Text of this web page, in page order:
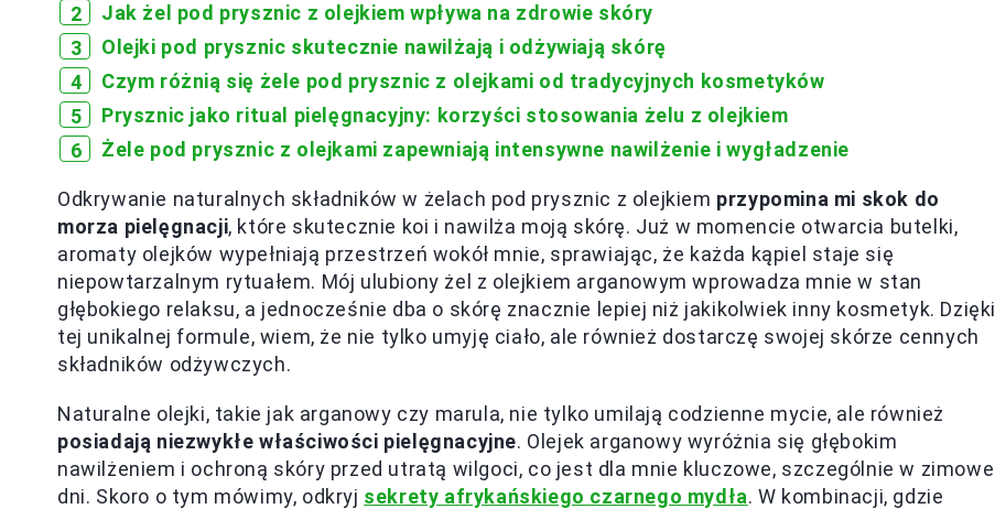
Jak żel pod prysznic z olejkiem wpływa na zdrowie skóry
Olejki pod prysznic skutecznie nawilżają i odżywiają skórę
Czym różnią się żele pod prysznic z olejkami od tradycyjnych kosmetyków
Prysznic jako ritual pielęgnacyjny: korzyści stosowania żelu z olejkiem
Żele pod prysznic z olejkami zapewniają intensywne nawilżenie i wygładzenie
Odkrywanie naturalnych składników w żelach pod prysznic z olejkiem przypomina mi skok do
morza pielęgnacji, które skutecznie koi i nawilża moją skórę. Już w momencie otwarcia butelki,
aromaty olejków wypełniają przestrzeń wokół mnie, sprawiając, że każda kąpiel staje się
niepowtarzalnym rytuałem. Mój ulubiony żel z olejkiem arganowym wprowadza mnie w stan
głębokiego relaksu, a jednocześnie dba o skórę znacznie lepiej niż jakikolwiek inny kosmetyk. Dzięki
tej unikalnej formule, wiem, że nie tylko umyję ciało, ale również dostarczę swojej skórze cennych
składników odżywczych.
Naturalne olejki, takie jak arganowy czy marula, nie tylko umilają codzienne mycie, ale również
posiadają niezwykłe właściwości pielęgnacyjne. Olejek arganowy wyróżnia się głębokim
nawilżeniem i ochroną skóry przed utratą wilgoci, co jest dla mnie kluczowe, szczególnie w zimowe
dni. Skoro o tym mówimy, odkryj sekrety afrykańskiego czarnego mydła. W kombinacji, gdzie